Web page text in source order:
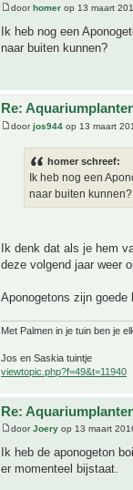
doorhomer op 13 maart
Ik heb nog een
naar buiten kunnen?
Re:
doorjos944 op 13 maart
homer schreef:
Ik heb nog een
naar buiten kunnen?
Ik denk dat als je hem
deze volgend jaar weer
Aponogetons zijn goede
Met Palmen in je tuin ben je
Jos en Saskia tuintje
viewtopic.php?f=49&t=11940
Re:
doorJoery op 13 maart
Ik heb de aponogeton
er momenteel bijstaat.